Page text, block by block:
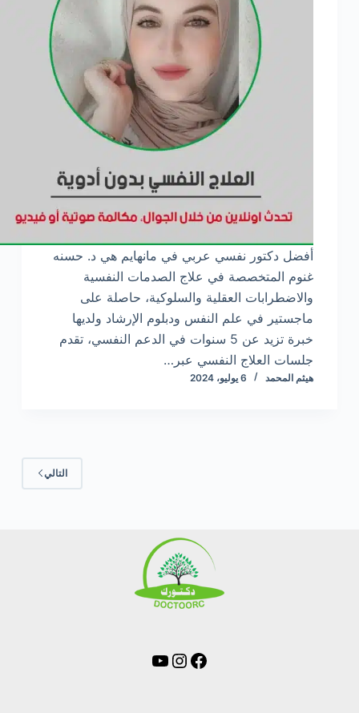
أفضل دكتور نفسي عربي في مانهايم هي د. حسنه
غنوم المتخصصة في علاج الصدمات النفسية
والاضطرابات العقلية والسلوكية، حاصلة على
ماجستير في علم النفس ودبلوم الإرشاد ولديها
خبرة تزيد عن 5 سنوات في الدعم النفسي، تقدم
جلسات العلاج النفسي عبر…
هيثم المحمد 6 يوليو، 2024
التالي
فيسبوكإنستجرام